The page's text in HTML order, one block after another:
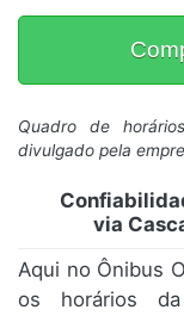
Quadro de
divulgado pela
via
Aqui no Ônibus
os horários